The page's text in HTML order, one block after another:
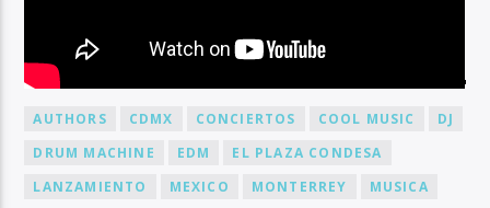
BY TAG
AUTHORS CDMX CONCIERTOS COOL MUSIC
DJ
DRUM MACHINE
EDM
EL PLAZA CONDESA
LANZAMIENTO
MEXICO MONTERREY
MUSICA